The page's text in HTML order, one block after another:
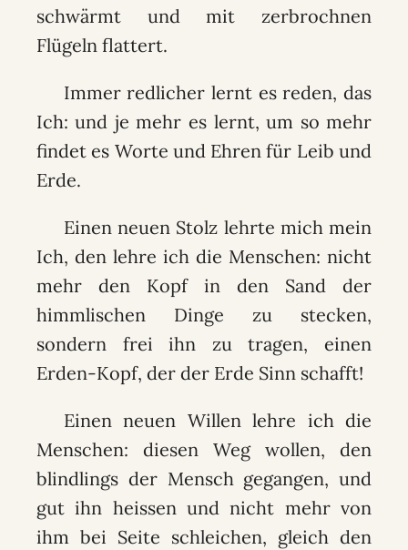
schwärmt und mit zerbrochnen
Flügeln flattert.
Immer redlicher lernt es reden, das
Ich: und je mehr es lernt, um so mehr
findet es Worte und Ehren für Leib und
Erde.
Einen neuen Stolz lehrte mich mein
Ich, den lehre ich die Menschen: nicht
mehr den Kopf in den Sand der
himmlischen Dinge zu stecken,
sondern frei ihn zu tragen, einen
Erden-Kopf, der der Erde Sinn schafft!
Einen neuen Willen lehre ich die
Menschen: diesen Weg wollen, den
blindlings der Mensch gegangen, und
gut ihn heissen und nicht mehr von
ihm bei Seite schleichen, gleich den